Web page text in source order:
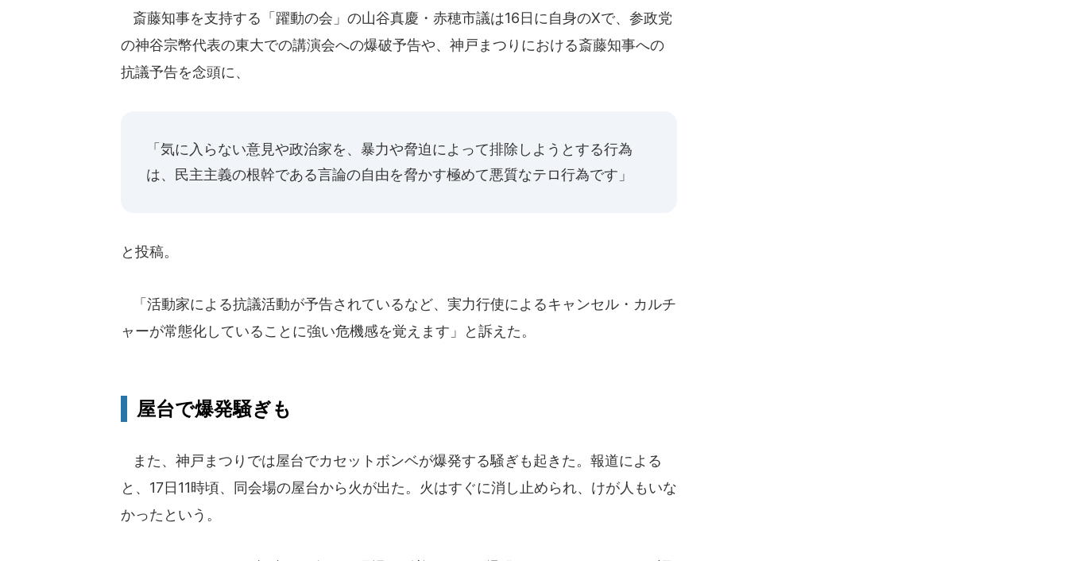
斎藤知事を支持する「躍動の会」の山谷真慶・赤穂市議は16日に自身のXで、参政党
の神谷宗幣代表の東大での講演会への爆破予告や、神戸まつりにおける斎藤知事への
抗議予告を念頭に、
「気に入らない意見や政治家を、暴力や脅迫によって排除しようとする行為
は、民主主義の根幹である言論の自由を脅かす極めて悪質なテロ行為です」
と投稿。
「活動家による抗議活動が予告されているなど、実力行使によるキャンセル・カルチ
ャーが常態化していることに強い危機感を覚えます」と訴えた。
屋台で爆発騒ぎも
また、神戸まつりでは屋台でカセットボンベが爆発する騒ぎも起きた。報道による
と、17日11時頃、同会場の屋台から火が出た。火はすぐに消し止められ、けが人もいな
かったという。